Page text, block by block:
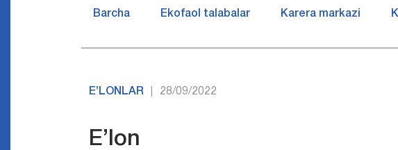
Barcha Ekofaol talabalar Karera markazi
E’LONLAR 28/09/2022
E’lon